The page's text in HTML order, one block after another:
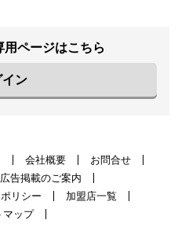
用ページはこちら
イン
会社概要
お問合せ
広告掲載のご案内
リシー
加盟店一覧
マップ